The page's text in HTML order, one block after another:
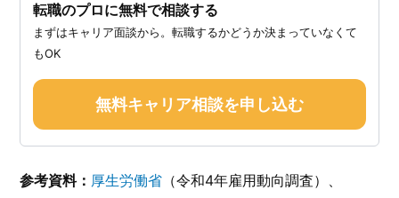
転職のプロに無料で相談する
まずはキャリア面談から。転職するかどうか決まっていなくて
もOK
無料キャリア相談を申し込む
参考資料： 厚生労働省 （令和4年雇用動向調査）、